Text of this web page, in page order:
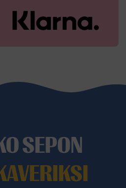
SEPON